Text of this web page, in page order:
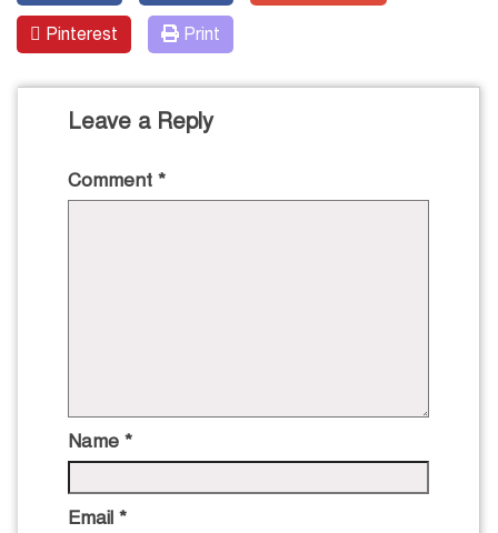
Pinterest Print
Leave a Reply
Comment *
Name *
Email *